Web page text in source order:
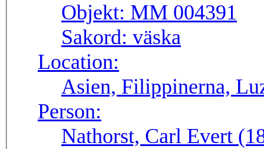
Objekt: MM 004391
Sakord: väska
Location:
Asien, Filippinerna,
Person:
Nathorst, Carl Evert